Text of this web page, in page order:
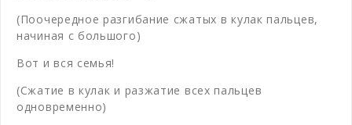
(Поочередное разгибание сжатых в кулак пальцев,
начиная с большого)
Вот и вся семья!
(Сжатие в кулак и разжатие всех пальцев
одновременно)